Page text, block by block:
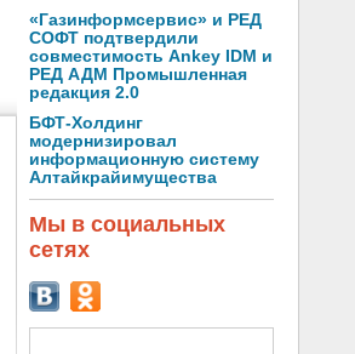
«Газинформсервис» и РЕД
СОФТ подтвердили
совместимость Ankey IDM и
РЕД АДМ Промышленная
редакция 2.0
БФТ-Холдинг
модернизировал
информационную систему
Алтайкрайимущества
Мы в социальных
сетях